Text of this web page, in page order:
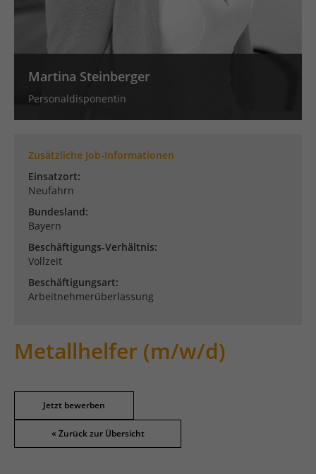
Martina Steinberger
Personaldisponentin
Zusätzliche Job-Informationen
Einsatzort:
Neufahrn
Bundesland:
Bayern
Beschäftigungs-Verhältnis:
Vollzeit
Beschäftigungsart:
Arbeitnehmerüberlassung
Metallhelfer (m/w/d)
Jetzt bewerben
Marketing-Cookies werden von Drittanbietern oder
Publishern verwendet, um personalisierte Werbung
Websites hinweg verfolgen.
Cookie-Informationen anzeigen